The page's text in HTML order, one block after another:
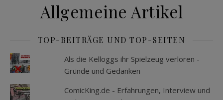
Allgemeine Artikel
TOP-BEITRÄGE UND TOP-SEITEN
Als die Kelloggs ihr Spielzeug verloren -
Gründe und Gedanken
ComicKing.de - Erfahrungen, Interview und